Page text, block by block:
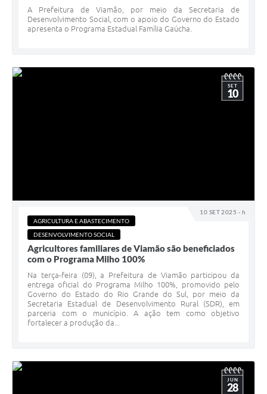
A Prefeitura de Viamão, por meio da Secretaria de
Desenvolvimento Social, com o apoio do Governo do Estado
apresenta o Programa Estadual Família Gaúcha.
10 SET 2025 - h
SET
10
AGRICULTURA E ABASTECIMENTO
DESENVOLVIMENTO SOCIAL
Agricultores familiares de Viamão são beneficiados
com o Programa Milho 100%
Na terça-feira (09), a Prefeitura de Viamão participou da
entrega oficial do Programa Milho 100%, promovido pelo
Governo do Estado do Rio Grande do Sul, por meio da
Secretaria Estadual de Desenvolvimento Rural (SDR), em
parceria com o município. A ação tem como objetivo
fortalecer a produção da...
JUN
28